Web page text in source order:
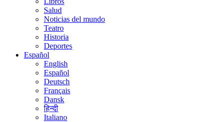
Salud
Noticias del mundo
Teatro
Historia
Deportes
Español
English
Español
Deutsch
Français
Dansk
हिन्दी
Italiano